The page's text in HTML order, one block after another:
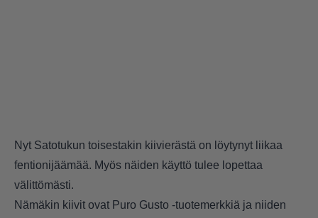
Nyt Satotukun toisestakin kiivierästä on löytynyt liikaa
fentionijäämää. Myös näiden käyttö tulee lopettaa
välittömästi.
Nämäkin kiivit ovat Puro Gusto -tuotemerkkiä ja niiden